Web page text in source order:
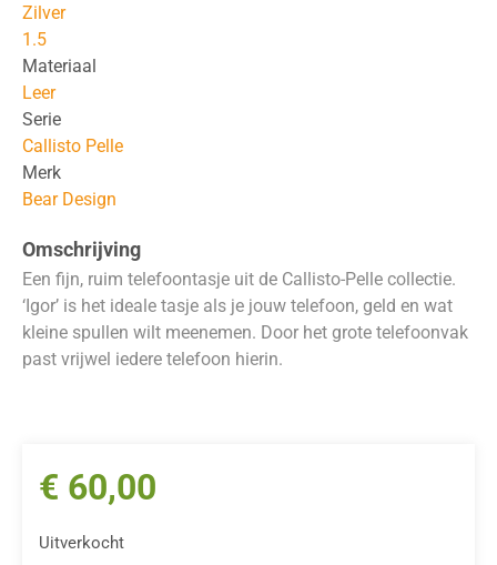
Zilver
1.5
Materiaal
Leer
Serie
Callisto Pelle
Merk
Bear Design
Omschrijving
Een fijn, ruim telefoontasje uit de Callisto-Pelle collectie.
‘Igor’ is het ideale tasje als je jouw telefoon, geld en wat
kleine spullen wilt meenemen. Door het grote telefoonvak
past vrijwel iedere telefoon hierin.
€ 60,00
Uitverkocht